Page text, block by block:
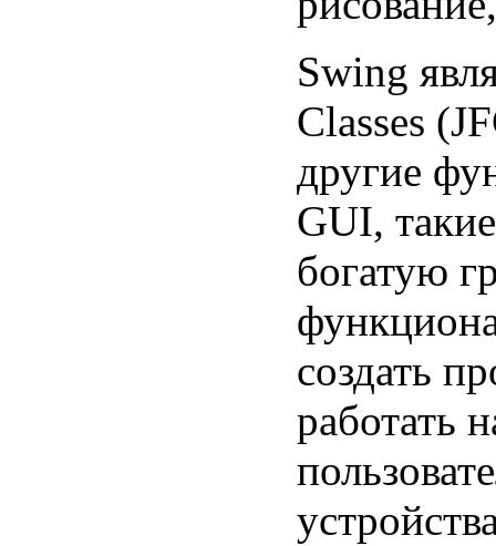
Swing
Classes
другие
GUI,
богатую
создать
работать